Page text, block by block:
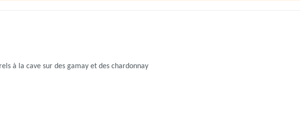
à la cave sur des gamay et des chardonnay